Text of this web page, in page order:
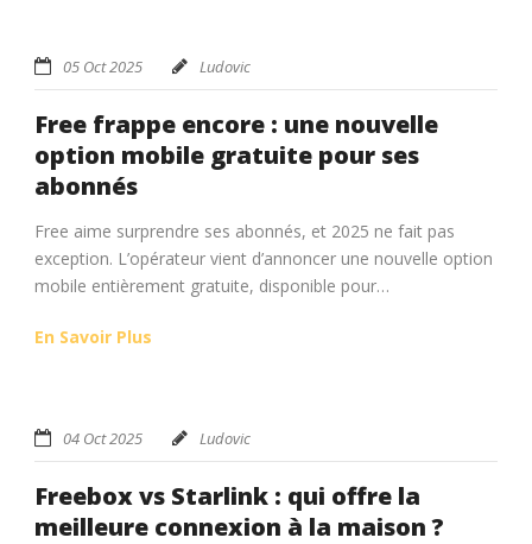
05 Oct 2025 Ludovic
Free frappe encore : une nouvelle
option mobile gratuite pour ses
abonnés
Free aime surprendre ses abonnés, et 2025 ne fait pas
exception. L’opérateur vient d’annoncer une nouvelle option
mobile entièrement gratuite, disponible pour…
En Savoir Plus
04 Oct 2025 Ludovic
Freebox vs Starlink : qui offre la
meilleure connexion à la maison ?